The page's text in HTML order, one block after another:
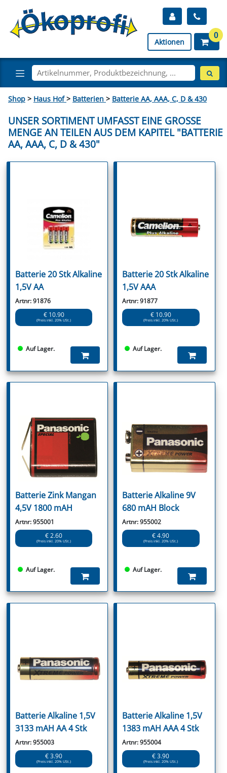
Aktionen
0
Shop > Haus Hof> Batterien > Batterie AA, AAA, C, D & 430
UNSER SORTIMENT UMFASST EINE GROSSE M
ENGE AN TEILEN AUS DEM KAPITEL "BATTERIE A
A, AAA, C, D & 430"
Batterie 20 Stk Alkaline
1,5V AA
Artnr: 91876
€ 10.90
(Preis inkl. 20% USt.)
Auf Lager.
Batterie 20 Stk Alkaline
1,5V AAA
Artnr: 91877
€ 10.90
(Preis inkl. 20% USt.)
Auf Lager.
Batterie Zink Mangan
4,5V 1800 mAH
Artnr: 955001
€ 2.60
(Preis inkl. 20% USt.)
Auf Lager.
Batterie Alkaline 9V
680 mAH Block
Artnr: 955002
€ 4.90
(Preis inkl. 20% USt.)
Auf Lager.
Batterie Alkaline 1,5V
3133 mAH AA 4 Stk
Artnr: 955003
€ 3.90
(Preis inkl. 20% USt.)
Batterie Alkaline 1,5V
1383 mAH AAA 4 Stk
Artnr: 955004
€ 3.90
(Preis inkl. 20% USt.)